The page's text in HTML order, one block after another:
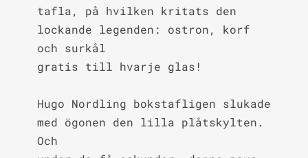
tafla, på hvilken kritats den
lockande legenden: ostron, korf
och surkål
gratis till hvarje glas!
Hugo Nordling bokstafligen slukade
med ögonen den lilla plåtskylten.
Och